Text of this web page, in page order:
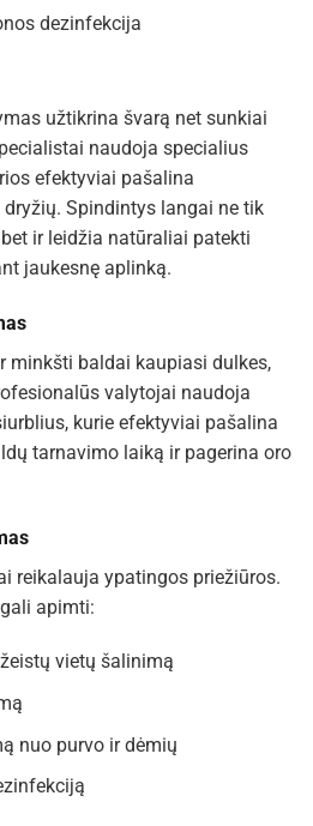
dezinfekcija
užtikrina švarą net sunkiai
naudoja specialius
efektyviai pašalina
Spindintys langai ne tik
ir leidžia natūraliai patekti
jaukesnę aplinką.
minkšti baldai kaupiasi dulkes,
valytojai naudoja
kurie efektyviai pašalina
tarnavimo laiką ir pagerina oro
reikalauja ypatingos priežiūros.
apimti:
vietų šalinimą
nuo purvo ir dėmių